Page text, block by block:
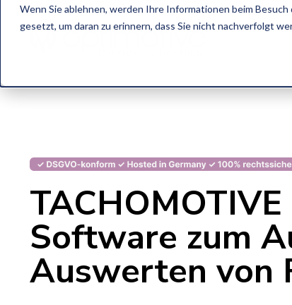
Wenn Sie ablehnen, werden Ihre Informationen beim
gesetzt, um daran zu erinnern, dass Sie nicht nachverfolgt
Software zum
Auswerten von